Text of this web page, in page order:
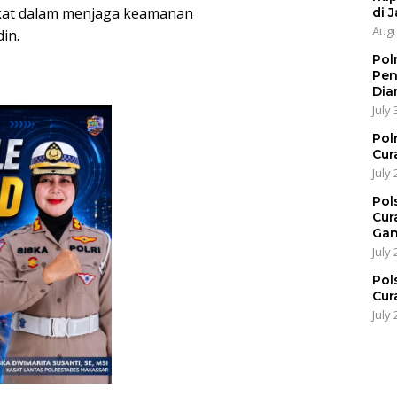
dalam menjaga keamanan
di
July
July
July
July